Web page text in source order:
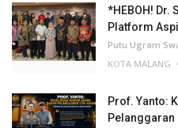
Pekerja Migran Indonesia
Ekonomi
Pendidikan
*HEBOH! Dr.
Platform
Putu Ugram
KOTA MALANG
Prof. Yanto:
Pelanggaran